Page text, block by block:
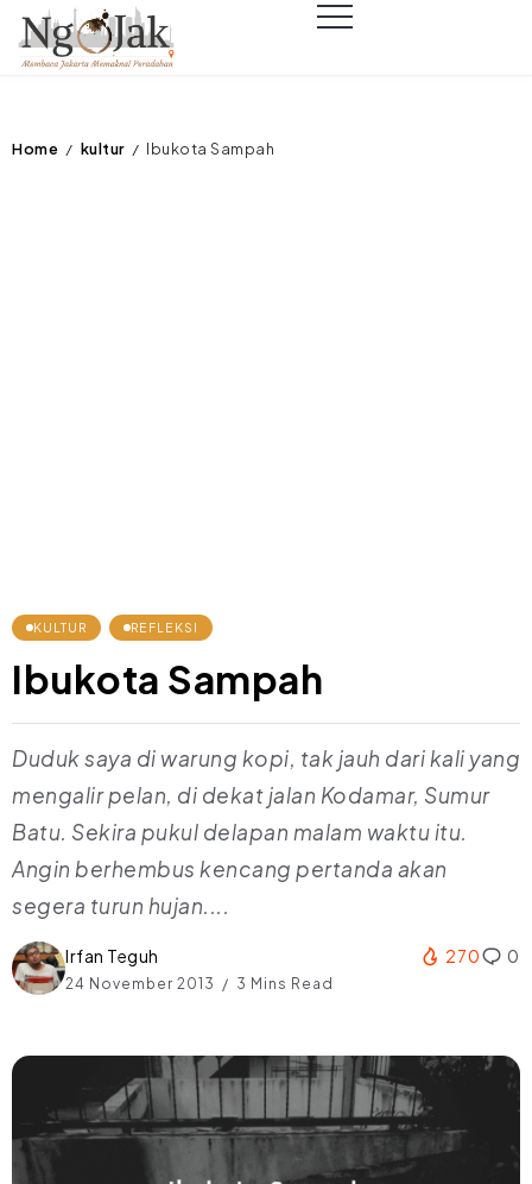
Home / kultur / Ibukota Sampah
KULTUR REFLEKSI
Ibukota Sampah
Duduk saya di warung kopi, tak jauh dari kali yang
mengalir pelan, di dekat jalan Kodamar, Sumur
Batu. Sekira pukul delapan malam waktu itu.
Angin berhembus kencang pertanda akan
segera turun hujan....
Irfan Teguh
24 November 2013 3 Mins Read
270 0